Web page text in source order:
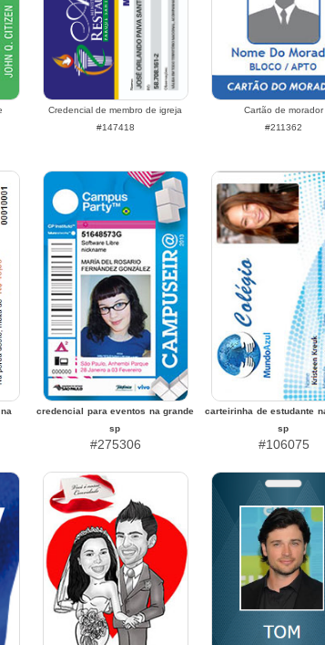
Credencial de membro de igreja
#147418
Cartão de morador
#211362
credencial para eventos na grande
sp
#275306
carteirinha de estudante
sp
#106075